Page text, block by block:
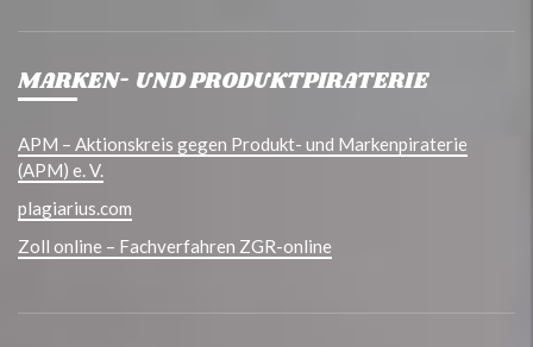
MARKEN- UND PRODUKTPIRATERIE
APM – Aktionskreis gegen Produkt- und Markenpiraterie
(APM) e. V.
plagiarius.com
Zoll online – Fachverfahren ZGR-online